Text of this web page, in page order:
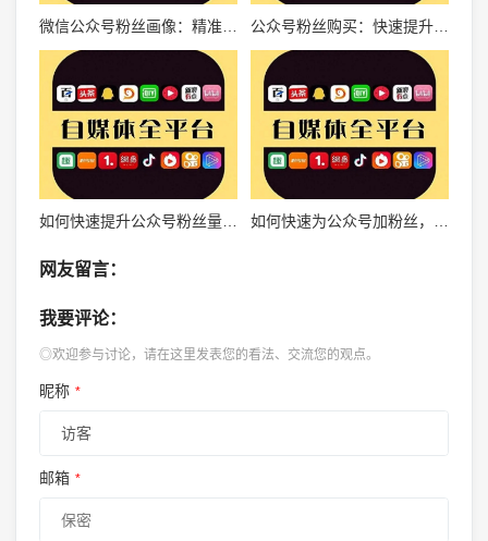
公众号粉丝购买：快速提升粉丝量的秘密武器
如何快速提升公众号粉丝量，实现流量爆发
网友留言：
我要评论：
◎欢迎参与讨论，请在这里发表您的看法、交流您的观点。
昵称 *
邮箱 *